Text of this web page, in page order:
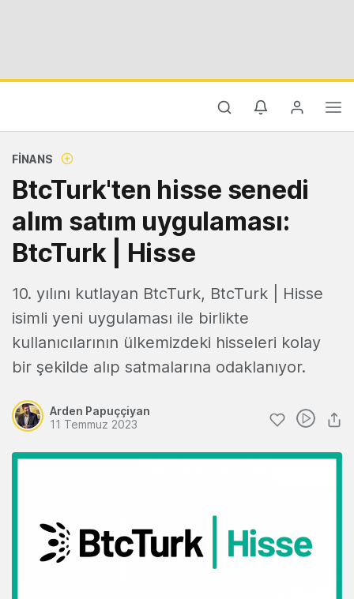
FINANS
BtcTurk'ten hisse senedi
alım satım uygulaması:
BtcTurk | Hisse
10. yılını kutlayan BtcTurk, BtcTurk | Hisse
isimli yeni uygulaması ile birlikte
kullanıcılarının ülkemizdeki hisseleri kolay
bir şekilde alıp satmalarına odaklanıyor.
Arden Papuççiyan
11 Temmuz 2023